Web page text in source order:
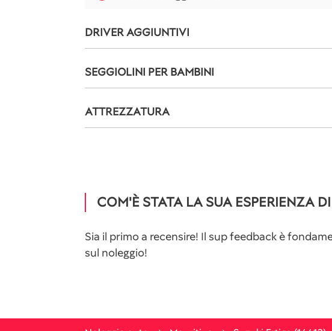
DRIVER AGGIUNTIVI
SEGGIOLINI PER BAMBINI
ATTREZZATURA
COM'È STATA LA SUA ESPERIENZA
Sia il primo a recensire! Il sup feedback è
sul noleggio!